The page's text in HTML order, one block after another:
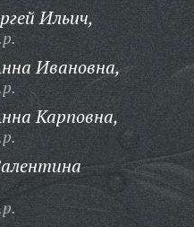
Ильич,
Ивановна,
Карповна,